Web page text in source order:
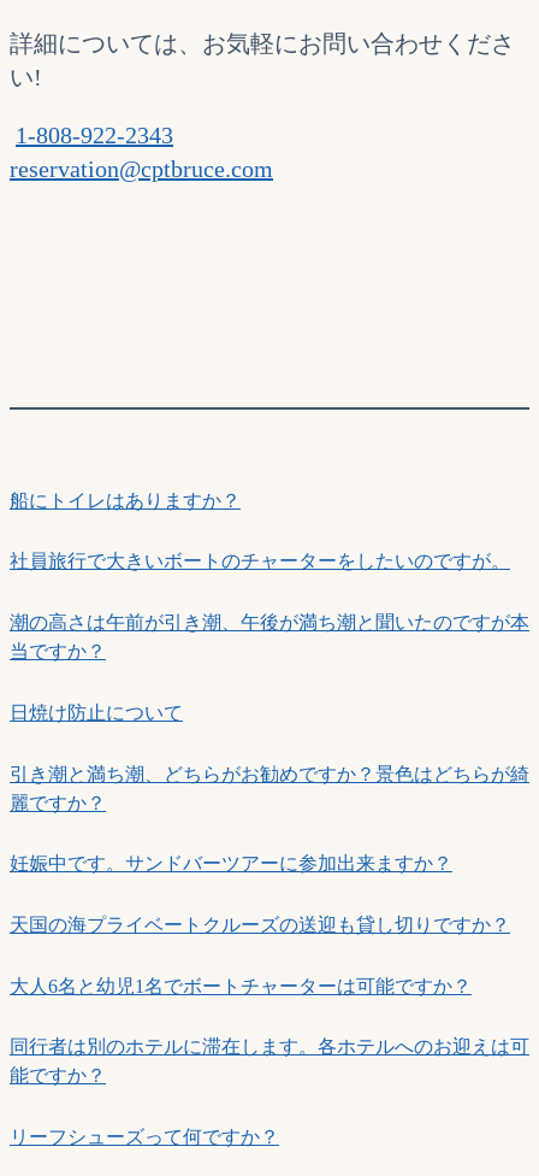
詳細については、お気軽にお問い合わせくださ
い!
1-808-922-2343
reservation@cptbruce.com
船にトイレはありますか？
社員旅行で大きいボートのチャーターをしたいのですが。
潮の高さは午前が引き潮、午後が満ち潮と聞いたのですが本
当ですか？
日焼け防止について
引き潮と満ち潮、どちらがお勧めですか？景色はどちらが綺
麗ですか？
妊娠中です。サンドバーツアーに参加出来ますか？
天国の海プライベートクルーズの送迎も貸し切りですか？
大人6名と幼児1名でボートチャーターは可能ですか？
同行者は別のホテルに滞在します。各ホテルへのお迎えは可
能ですか？
リーフシューズって何ですか？